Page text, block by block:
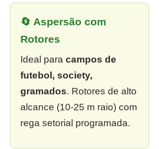
🔄 Aspersão com
Rotores
Ideal para campos de
futebol, society,
gramados. Rotores de alto
alcance (10-25 m raio) com
rega setorial programada.